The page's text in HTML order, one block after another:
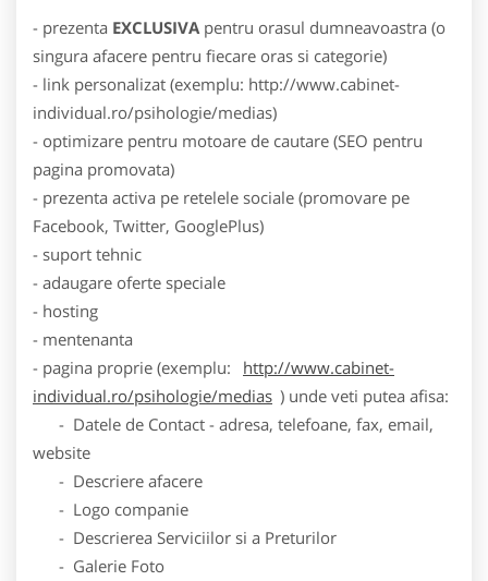
- prezenta EXCLUSIVA pentru orasul dumneavoastra (o
singura afacere pentru fiecare oras si categorie)
- link personalizat (exemplu: http://www.cabinet-
individual.ro/psihologie/medias)
- optimizare pentru motoare de cautare (SEO pentru
pagina promovata)
- prezenta activa pe retelele sociale (promovare pe
Facebook, Twitter, GooglePlus)
- suport tehnic
- adaugare oferte speciale
- hosting
- mentenanta
- pagina proprie (exemplu:
http://www.cabinet-
individual.ro/psihologie/medias ) unde veti putea afisa:
- Datele de Contact - adresa, telefoane, fax, email,
website
- Descriere afacere
- Logo companie
- Descrierea Serviciilor si a Preturilor
- Galerie Foto